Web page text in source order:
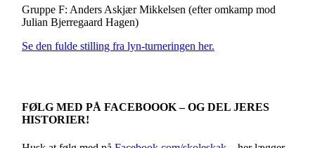
Gruppe F: Anders Askjær Mikkelsen (efter omkamp mod
Julian Bjerregaard Hagen)
Se den fulde stilling fra lyn-turneringen her.
FØLG MED PÅ FACEBOOOK – OG DEL JERES
HISTORIER!